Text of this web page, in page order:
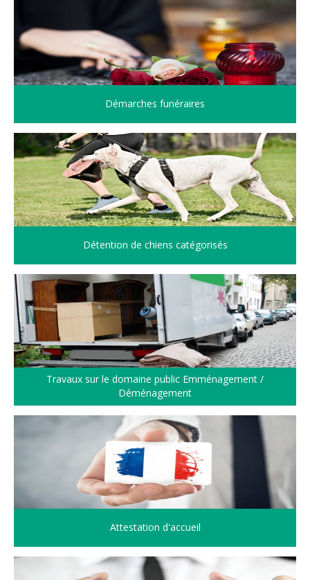
Démarches funéraires
Détention de chiens catégorisés
Travaux sur le domaine public Emménagement /
Déménagement
Attestation d'accueil